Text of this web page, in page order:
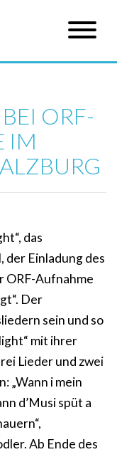
BEI ORF-
IM
das
der Einladung des
ORF-Aufnahme
Der
sein und so
mit ihrer
Lieder und zwei
„Wann i mein
d’Musi spüt a
Ab Ende des